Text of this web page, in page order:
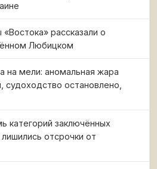
рассказали о
Любицком
на мели: аномальная жара
судоходство остановлено,
категорий заключённых
отсрочки от